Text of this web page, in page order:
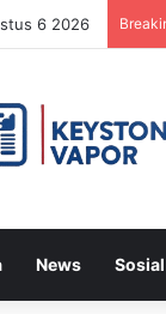
6 2026
News Sosial